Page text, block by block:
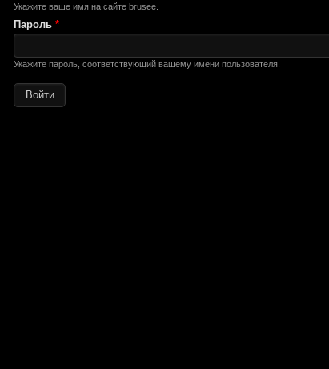
Укажите ваше имя на сайте brusee.
Пароль*
Укажите пароль, соответствующий вашему имени пользователя.